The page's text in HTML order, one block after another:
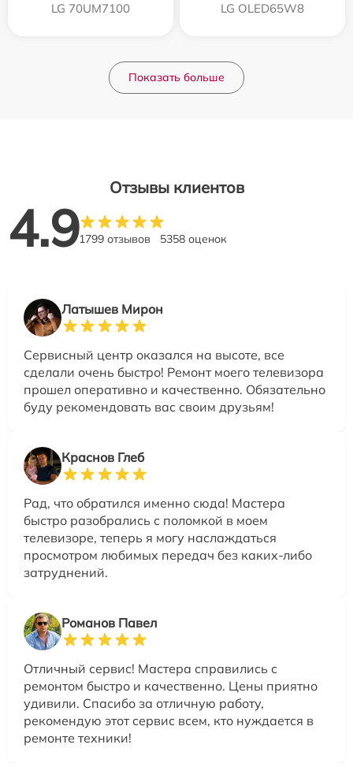
LG 70UM7100 LG OLED65W8
Показать больше
Отзывы клиентов
4.91799 отзывов 5358 оценок
Латышев Мирон
Сервисный центр оказался на высоте, все
сделали очень быстро! Ремонт моего телевизора
прошел оперативно и качественно. Обязательно
буду рекомендовать вас своим друзьям!
Краснов Глеб
Рад, что обратился именно сюда! Мастера
быстро разобрались с поломкой в моем
телевизоре, теперь я могу наслаждаться
просмотром любимых передач без каких-либо
затруднений.
Романов Павел
Отличный сервис! Мастера справились с
ремонтом быстро и качественно. Цены приятно
удивили. Спасибо за отличную работу,
рекомендую этот сервис всем, кто нуждается в
ремонте техники!